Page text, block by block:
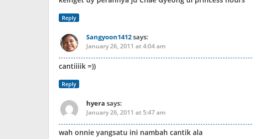
Reply
Sangyoon1412says:
January 26, 2011 at 4:04 am
cantiiiik =))
Reply
hyera says:
January 26, 2011 at 5:47 am
wah onnie yangsatu ini nambah cantik ala